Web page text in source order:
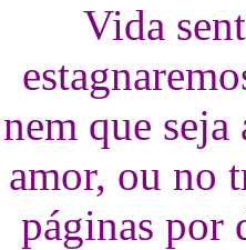
Vida
nem que
amor, ou no
páginas por